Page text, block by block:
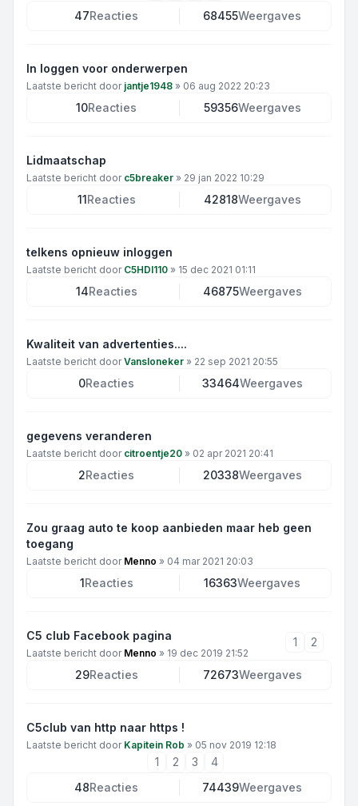
47Reacties 68455Weergaves
In loggen voor onderwerpen
Laatste bericht door jantje1948 » 06 aug 2022 20:23
10Reacties 59356Weergaves
Lidmaatschap
Laatste bericht door c5breaker » 29 jan 2022 10:29
11Reacties 42818Weergaves
telkens opnieuw inloggen
Laatste bericht door C5HDI110 » 15 dec 2021 01:11
14Reacties 46875Weergaves
Kwaliteit van advertenties....
Laatste bericht doorVansloneker » 22 sep 2021 20:55
0Reacties 33464Weergaves
gegevens veranderen
Laatste bericht door citroentje20 » 02 apr 2021 20:41
2Reacties 20338Weergaves
Zou graag auto te koop aanbieden maar heb geen
toegang
Laatste bericht door Menno » 04 mar 2021 20:03
1Reacties 16363Weergaves
C5 club Facebook pagina
Laatste bericht door Menno » 19 dec 2019 21:52
1 2
29Reacties 72673Weergaves
C5club van http naar https !
Laatste bericht door Kapitein Rob » 05 nov 2019 12:18
1 2 3
4
48Reacties 74439Weergaves